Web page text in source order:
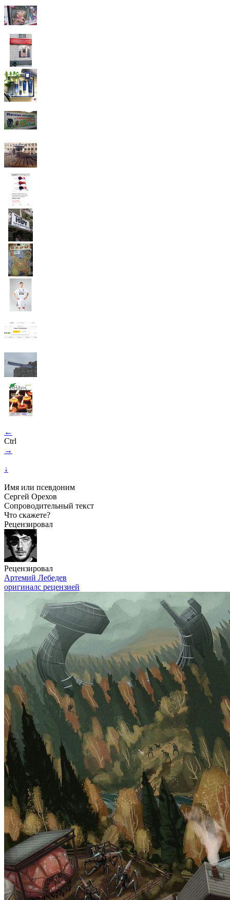
←
Ctrl
→
↓
Имя или псевдоним
Сергей Орехов
Сопроводительный текст
Что скажете?
Рецензировал
Рецензировал
Артемий Лебедев
оригиналс рецензией